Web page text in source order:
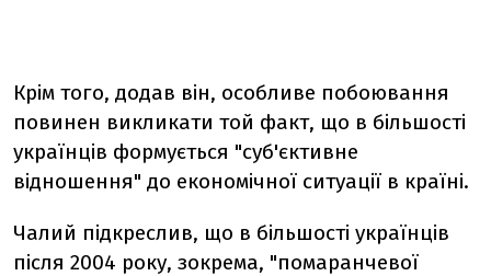
Крім того, додав він, особливе побоювання
повинен викликати той факт, що в більшості
українців формується "суб'єктивне
відношення" до економічної ситуації в країні.
Чалий підкреслив, що в більшості українців
після 2004 року, зокрема, "помаранчевої